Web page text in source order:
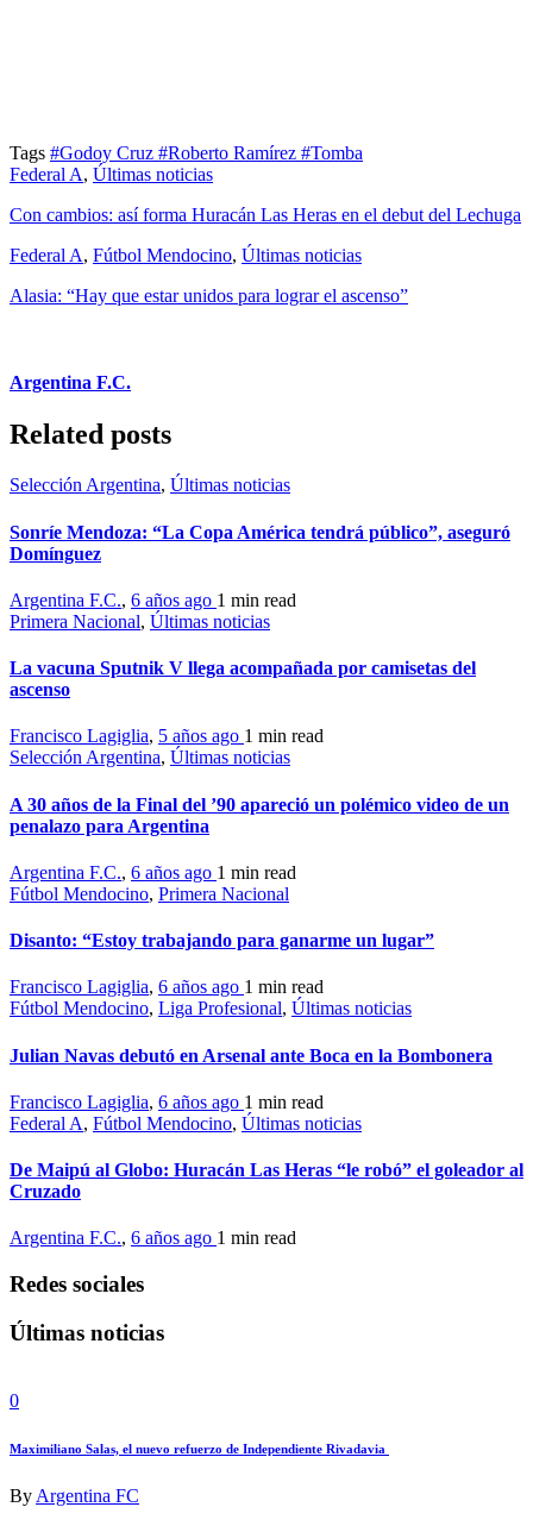
Tags #Godoy Cruz #Roberto Ramírez #Tomba
Federal A, Últimas noticias
Con cambios: así forma Huracán Las Heras en el debut del Lechuga
Federal A, Fútbol Mendocino, Últimas noticias
Alasia: “Hay que estar unidos para lograr el ascenso”
Argentina F.C.
Related posts
Selección Argentina, Últimas noticias
Sonríe Mendoza: “La Copa América tendrá público”, aseguró
Domínguez
Argentina F.C., 6 años ago 1 min read
Primera Nacional, Últimas noticias
La vacuna Sputnik V llega acompañada por camisetas del
ascenso
Francisco Lagiglia, 5 años ago 1 min read
Selección Argentina, Últimas noticias
A 30 años de la Final del ’90 apareció un polémico video de un
penalazo para Argentina
Argentina F.C., 6 años ago 1 min read
Fútbol Mendocino, Primera Nacional
Disanto: “Estoy trabajando para ganarme un lugar”
Francisco Lagiglia, 6 años ago 1 min read
Fútbol Mendocino, Liga Profesional, Últimas noticias
Julian Navas debutó en Arsenal ante Boca en la Bombonera
Francisco Lagiglia, 6 años ago 1 min read
Federal A, Fútbol Mendocino, Últimas noticias
De Maipú al Globo: Huracán Las Heras “le robó” el goleador al
Cruzado
Argentina F.C., 6 años ago 1 min read
Redes sociales
Últimas noticias
0
Maximiliano Salas, el nuevo refuerzo de Independiente Rivadavia
By Argentina FC